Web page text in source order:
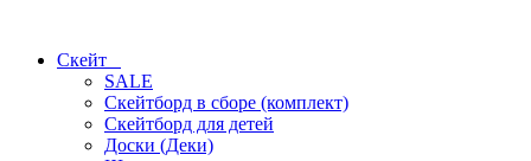
Скейт
SALE
Скейтборд в сборе (комплект)
Скейтборд для детей
Доски (Деки)